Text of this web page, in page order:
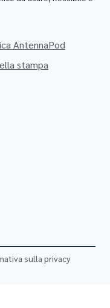
AntennaPod
stampa
sulla privacy